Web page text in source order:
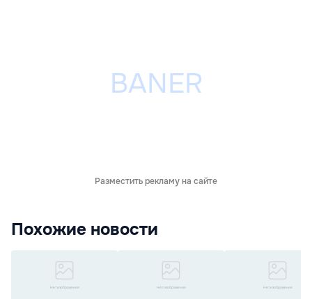
Разместить рекламу на сайте
Похожие новости